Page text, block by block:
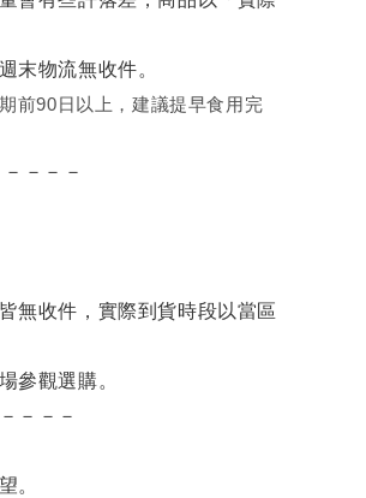
末物流無收件。
前90日以上，建議提早食用完
－－－
無收件，實際到貨時段以當區
參觀選購。
－－－
。